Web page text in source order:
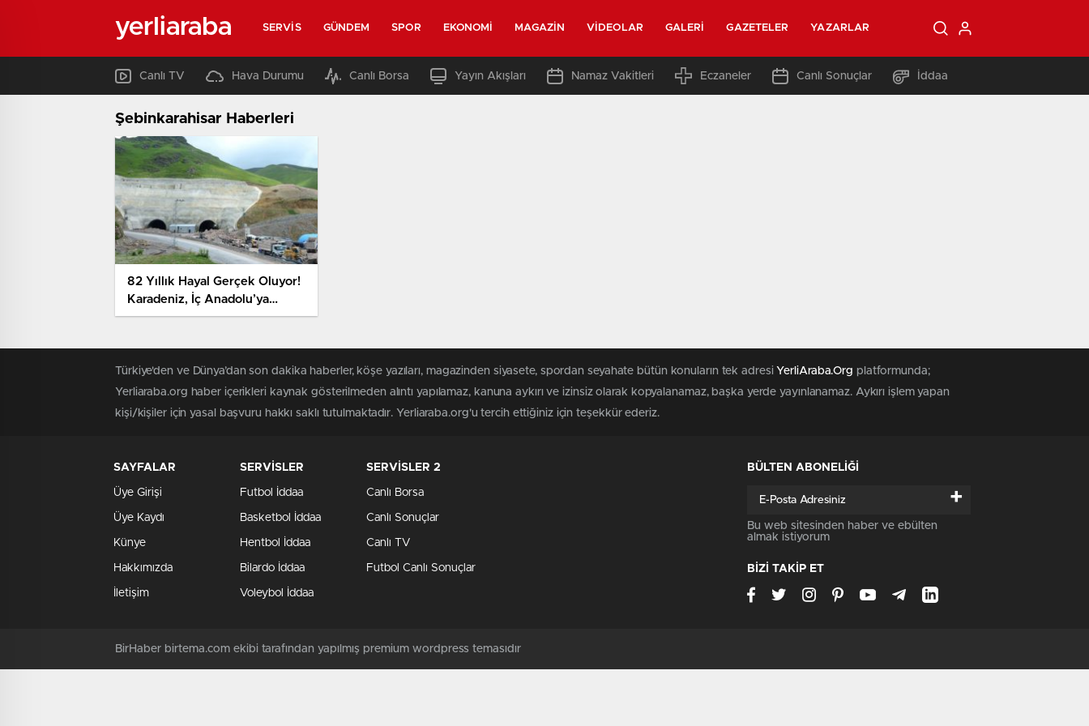
yerliaraba SERVIS GÜNDEM SPOR EKONOMI MAGAZIN VIDEOLAR GALERI GAZETELER YAZARLAR
Canlı TV Hava Durumu Canlı Borsa Yayın Akışları Namaz Vakitleri Eczaneler Canlı Sonuçlar İddaa
Şebinkarahisar Haberleri
82 Yıllık Hayal Gerçek Oluyor!
Karadeniz, İç Anadolu’ya
Bağlanıyor
Türkiye'den ve Dünya’dan son dakika haberler, köşe yazıları, magazinden siyasete, spordan seyahate bütün konuların tek adresi YerliAraba.Org platformunda;
Yerliaraba.org haber içerikleri kaynak gösterilmeden alıntı yapılamaz, kanuna aykırı ve izinsiz olarak kopyalanamaz, başka yerde yayınlanamaz. Aykırı işlem yapan
kişi/kişiler için yasal başvuru hakkı saklı tutulmaktadır. Yerliaraba.org'u tercih ettiğiniz için teşekkür ederiz.
SAYFALAR
Üye Girişi
Üye Kaydı
Künye
Hakkımızda
İletişim
SERVİSLER
Futbol İddaa
Basketbol İddaa
Hentbol İddaa
Bilardo İddaa
Voleybol İddaa
SERVİSLER 2
Canlı Borsa
Canlı Sonuçlar
Canlı TV
Futbol Canlı Sonuçlar
BÜLTEN ABONELİĞİ
+
Bu web sitesinden haber ve ebülten
almak istiyorum
BİZİ TAKİP ET
BirHaber birtema.com ekibi tarafından yapılmış premium wordpress temasıdır